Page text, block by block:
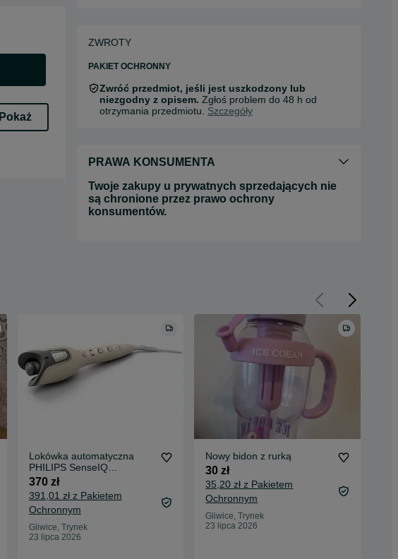
Pokaż
ZWROTY
PAKIET OCHRONNY
Zwróć przedmiot, jeśli jest uszkodzony lub
niezgodny z opisem. Zgłoś problem do 48 h od
otrzymania przedmiotu. Szczegóły
PRAWA KONSUMENTA
Twoje zakupy u prywatnych sprzedających nie
są chronione przez prawo ochrony
konsumentów.
Lokówka automatyczna
PHILIPS SenseIQ
BHB887/00
370 zł
391,01 zł z Pakietem
Ochronnym
Gliwice, Trynek
23 lipca 2026
Nowy bidon z rurką
30 zł
35,20 zł z Pakietem
Ochronnym
Gliwice, Trynek
23 lipca 2026